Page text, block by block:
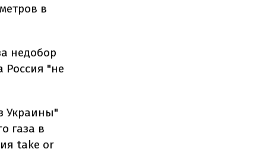
в
недобор
Россия "не
Украины"
газа в
take or